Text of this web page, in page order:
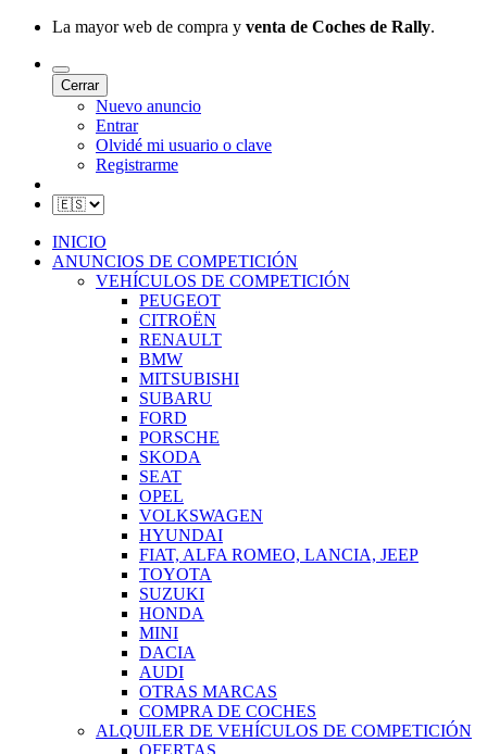
La mayor web de compra y venta de Coches de Rally.
Cerrar
Nuevo anuncio
Entrar
Olvidé mi usuario o clave
Registrarme
INICIO
ANUNCIOS DE COMPETICIÓN
VEHÍCULOS DE COMPETICIÓN
PEUGEOT
CITROËN
RENAULT
BMW
MITSUBISHI
SUBARU
FORD
PORSCHE
SKODA
SEAT
OPEL
VOLKSWAGEN
HYUNDAI
FIAT, ALFA ROMEO, LANCIA, JEEP
TOYOTA
SUZUKI
HONDA
MINI
DACIA
AUDI
OTRAS MARCAS
COMPRA DE COCHES
ALQUILER DE VEHÍCULOS DE COMPETICIÓN
OFERTAS